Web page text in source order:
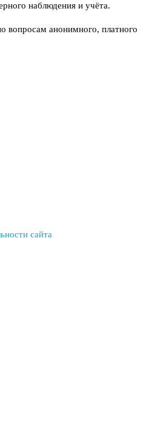
наблюдения и учёта.
вопросам анонимного, платного
сайта